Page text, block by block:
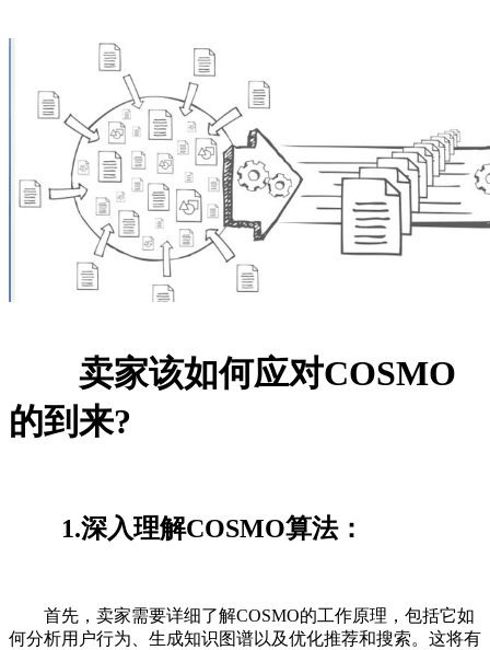
卖家该如何应对COSMO
的到来?
1.深入理解COSMO算法：
首先，卖家需要详细了解COSMO的工作原理，包括它如
何分析用户行为、生成知识图谱以及优化推荐和搜索。这将有